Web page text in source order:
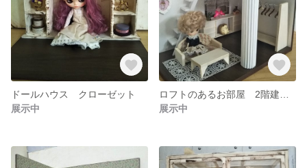
ドールハウス クローゼット
展示中
展示中